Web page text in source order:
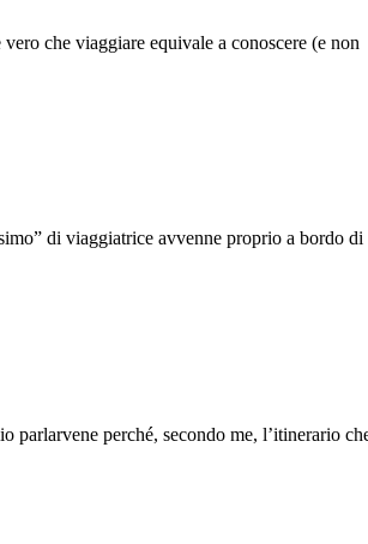
che viaggiare equivale a conoscere (e non
di viaggiatrice avvenne proprio a bordo di
parlarvene perché, secondo me, l’itinerario